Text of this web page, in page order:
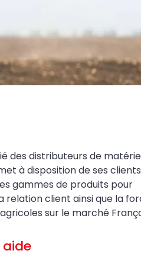
des distributeurs de
à disposition de ses clients
gammes de produits pour
relation client ainsi que la
sur le marché